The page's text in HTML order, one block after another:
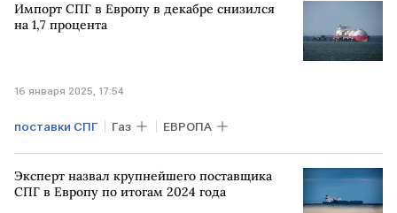
Импорт СПГ в Европу в декабре снизился
на 1,7 процента
16 января 2025, 17:54
поставки СПГ Газ ЕВРОПА
Эксперт назвал крупнейшего поставщика
СПГ в Европу по итогам 2024 года